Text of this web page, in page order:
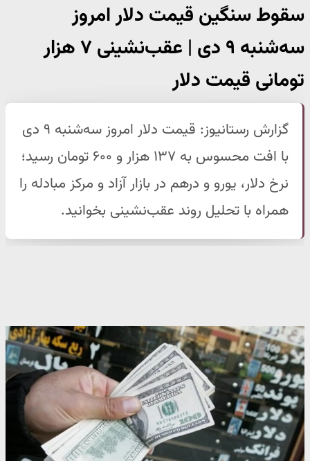
سقوط سنگین قیمت دلار امروز
سه‌شنبه ۹ دی | عقب‌نشینی ۷ هزار
تومانی قیمت دلار
گزارش رستانیوز: قیمت دلار امروز سه‌شنبه ۹ دی
با افت محسوس به ۱۳۷ هزار و ۶۰۰ تومان رسید؛
نرخ دلار، یورو و درهم در بازار آزاد و مرکز مبادله را
همراه با تحلیل روند عقب‌نشینی بخوانید.